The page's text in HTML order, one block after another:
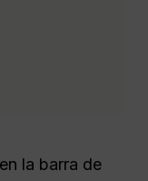
la barra de